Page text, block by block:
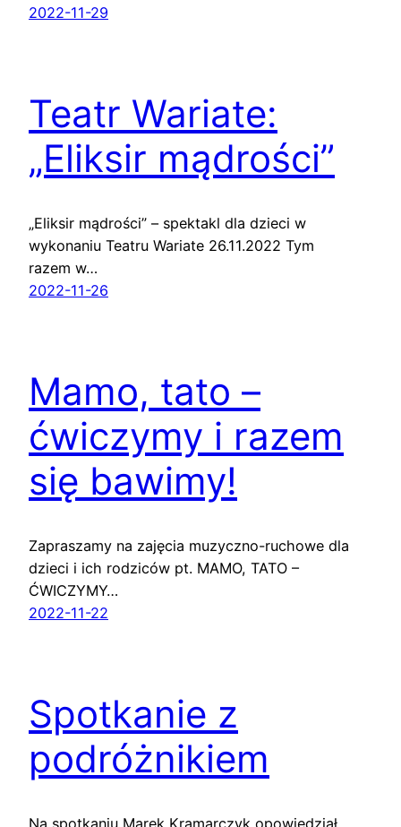
2022-11-29
Teatr Wariate:
„Eliksir mądrości”
„Eliksir mądrości” – spektakl dla dzieci w
wykonaniu Teatru Wariate 26.11.2022 Tym
razem w…
2022-11-26
Mamo, tato –
ćwiczymy i razem
się bawimy!
Zapraszamy na zajęcia muzyczno-ruchowe dla
dzieci i ich rodziców pt. MAMO, TATO –
ĆWICZYMY…
2022-11-22
Spotkanie z
podróżnikiem
Na spotkaniu Marek Kramarczyk opowiedział